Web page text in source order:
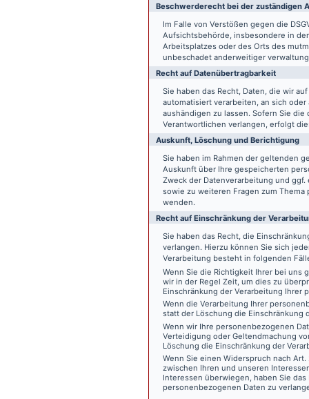
Beschwerde­recht bei der zuständigen
Im Falle von Verstößen gegen die
Aufsichtsbehörde, insbesondere in
Arbeitsplatzes oder des Orts des
unbeschadet anderweitiger
Recht auf Daten­übertrag­barkeit
Sie haben das Recht, Daten, die wir
automatisiert verarbeiten, an sich
aushändigen zu lassen. Sofern Sie
Verantwortlichen verlangen, erfolgt
Auskunft, Löschung und Berichtigung
Sie haben im Rahmen der geltenden
Auskunft über Ihre gespeicherten
Zweck der Datenverarbeitung und
sowie zu weiteren Fragen zum
wenden.
Recht auf Einschränkung der
Sie haben das Recht, die
verlangen. Hierzu können Sie sich
Verarbeitung besteht in folgenden
Wenn Sie die Richtigkeit Ihrer bei
wir in der Regel Zeit, um dies zu
Einschränkung der Verarbeitung Ihrer
Wenn die Verarbeitung Ihrer
statt der Löschung die Einschränkung
Wenn wir Ihre personenbezogenen
Verteidigung oder Geltendmachung
Löschung die Einschränkung der
Wenn Sie einen Widerspruch nach
zwischen Ihren und unseren
Interessen überwiegen, haben Sie
personenbezogenen Daten zu